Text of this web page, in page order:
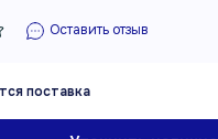
Оставить отзыв